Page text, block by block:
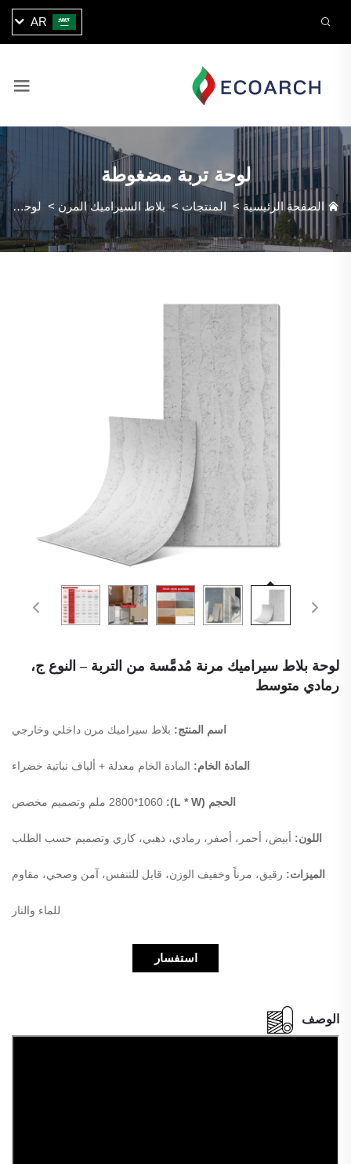
AR
لوحة تربة مضغوطة
الصفحة الرئيسية > المنتجات >بلاط السيراميك المرن > لوحة تربة مضغوطة
لوحة بلاط سيراميك مرنة مُدمَّسة من التربة – النوع ج،
رمادي متوسط
اسم المنتج: بلاط سيراميك مرن داخلي وخارجي
المادة الخام: المادة الخام معدلة + ألياف نباتية خضراء
الحجم (L * W): 2800*1060 ملم وتصميم مخصص
اللون: أبيض، أحمر، أصفر، رمادي، ذهبي، كاري وتصميم حسب الطلب
الميزات: رقيق، مرناً وخفيف الوزن، قابل للتنفس، آمن وصحي، مقاوم
للماء والنار
استفسار
الوصف